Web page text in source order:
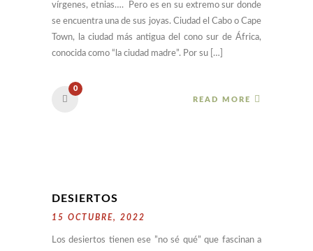
vírgenes, etnias…. Pero es en su extremo sur donde
se encuentra una de sus joyas. Ciudad el Cabo o Cape
Town, la ciudad más antigua del cono sur de África,
conocida como “la ciudad madre”. Por su […]
0
READ MORE
DESIERTOS
15 OCTUBRE, 2022
Los desiertos tienen ese ”no sé qué” que fascinan a